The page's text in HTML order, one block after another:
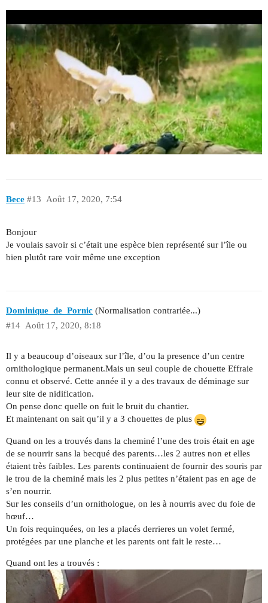
Bece Août 17, 2020, 7:54
#13
Bonjour
Je voulais savoir si c’était une espèce bien représenté sur l’île ou
bien plutôt rare voir même une exception
Dominique_de_Pornic (Normalisation contrariée...)
Août 17, 2020, 8:18
#14
Il y a beaucoup d’oiseaux sur l’île, d’ou la presence d’un centre
ornithologique permanent.Mais un seul couple de chouette Effraie
connu et observé. Cette année il y a des travaux de déminage sur
leur site de nidification.
On pense donc quelle on fuit le bruit du chantier.
Et maintenant on sait qu’il y a 3 chouettes de plus
Quand on les a trouvés dans la cheminé l’une des trois était en age
de se nourrir sans la becqué des parents…les 2 autres non et elles
étaient très faibles. Les parents continuaient de fournir des souris par
le trou de la cheminé mais les 2 plus petites n’étaient pas en age de
s’en nourrir.
Sur les conseils d’un ornithologue, on les à nourris avec du foie de
bœuf…
Un fois requinquées, on les a placés derrieres un volet fermé,
protégées par une planche et les parents ont fait le reste…
Quand ont les a trouvés :